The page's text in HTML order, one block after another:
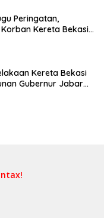
Peringatan,
Kereta Bekasi
Kereta Bekasi
Gubernur Jabar